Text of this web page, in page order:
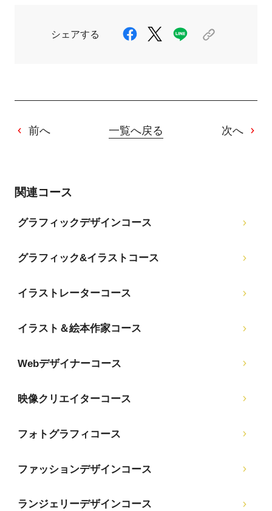
シェアする
前へ 一覧へ戻る 次へ
関連コース
グラフィックデザインコース
グラフィック&イラストコース
イラストレーターコース
イラスト＆絵本作家コース
Webデザイナーコース
映像クリエイターコース
フォトグラフィコース
ファッションデザインコース
ランジェリーデザインコース